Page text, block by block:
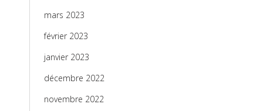
mars 2023
février 2023
janvier 2023
décembre 2022
novembre 2022